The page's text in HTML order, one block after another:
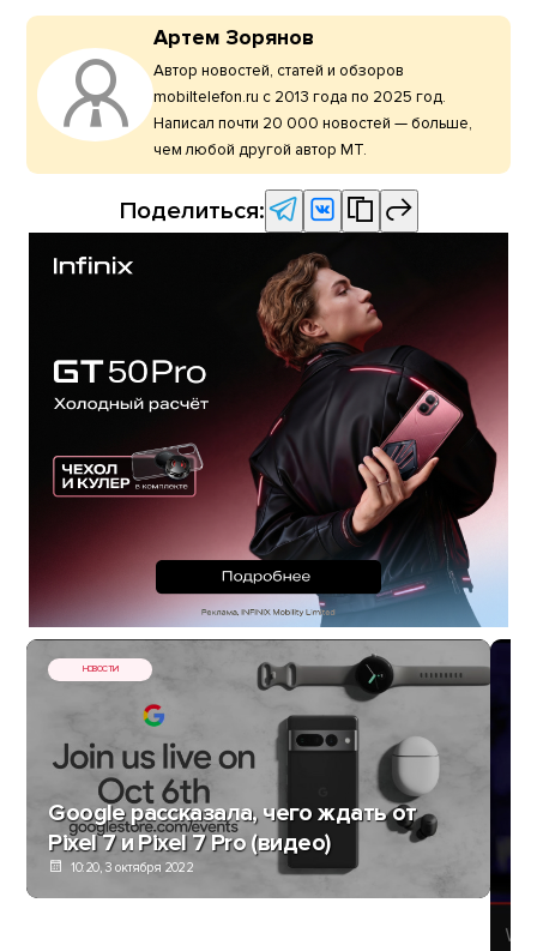
Артем Зорянов
Автор новостей, статей и обзоров
mobiltelefon.ru с 2013 года по 2025 год.
Написал почти 20 000 новостей — больше,
чем любой другой автор МТ.
Поделиться:
НОВОСТИ
Google рассказала, чего ждать от
Pixel 7 и Pixel 7 Pro (видео)
10:20, 3 октября 2022